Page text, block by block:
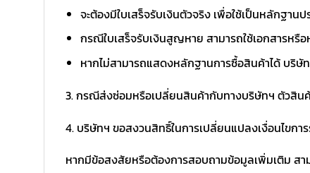
จะต้องมีใบเสร็จรับเงินตัวจริง เพื่อใช้เป็นหลักฐาน
กรณีใบเสร็จรับเงินสูญหาย สามารถใช้เอกสารห
หากไม่สามารถแสดงหลักฐานการซื้อสินค้าได้ บริษั
3. กรณีส่งซ่อมหรือเปลี่ยนสินค้ากับทางบริษัทฯ ตัวสิ
4. บริษัทฯ ขอสงวนสิทธิ์ในการเปลี่ยนแปลงเงื่อนไขกา
หากมีข้อสงสัยหรือต้องการสอบถามข้อมูลเพิ่มเติม สา